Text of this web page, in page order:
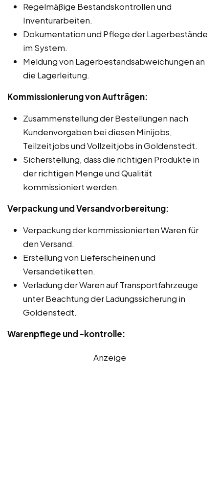
Regelmäßige Bestandskontrollen und
Inventurarbeiten.
Dokumentation und Pflege der Lagerbestände
im System.
Meldung von Lagerbestandsabweichungen an
die Lagerleitung.
Kommissionierung von Aufträgen:
Zusammenstellung der Bestellungen nach
Kundenvorgaben bei diesen Minijobs,
Teilzeitjobs und Vollzeitjobs in Goldenstedt.
Sicherstellung, dass die richtigen Produkte in
der richtigen Menge und Qualität
kommissioniert werden.
Verpackung und Versandvorbereitung:
Verpackung der kommissionierten Waren für
den Versand.
Erstellung von Lieferscheinen und
Versandetiketten.
Verladung der Waren auf Transportfahrzeuge
unter Beachtung der Ladungssicherung in
Goldenstedt.
Warenpflege und -kontrolle:
Anzeige